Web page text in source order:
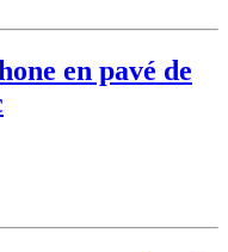
en pavé de